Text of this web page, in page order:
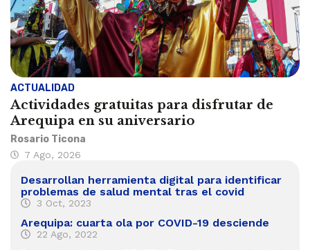
ACTUALIDAD
Actividades gratuitas para disfrutar de
Arequipa en su aniversario
Rosario Ticona
7 Ago, 2026
Desarrollan herramienta digital para identificar
problemas de salud mental tras el covid
3 Oct, 2023
Arequipa: cuarta ola por COVID-19 desciende
22 Ago, 2022